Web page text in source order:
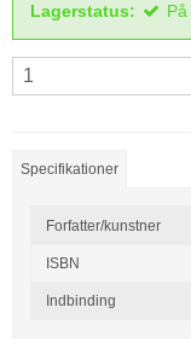
Lagerstatus:
Specifikationer
Forfatter/kunstner
ISBN
Indbinding